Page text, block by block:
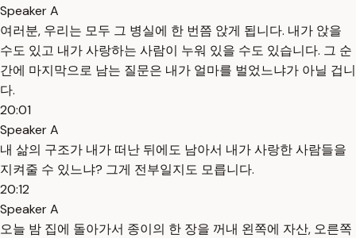
Speaker A
여러분, 우리는 모두 그 병실에 한 번쯤 앉게 됩니다. 내가 앉을
수도 있고 내가 사랑하는 사람이 누워 있을 수도 있습니다. 그 순
간에 마지막으로 남는 질문은 내가 얼마를 벌었느냐가 아닐 겁니
다.
20:01
Speaker A
내 삶의 구조가 내가 떠난 뒤에도 남아서 내가 사랑한 사람들을
지켜줄 수 있느냐? 그게 전부일지도 모릅니다.
20:12
Speaker A
오늘 밤 집에 돌아가서 종이의 한 장을 꺼내 왼쪽에 자산, 오른쪽